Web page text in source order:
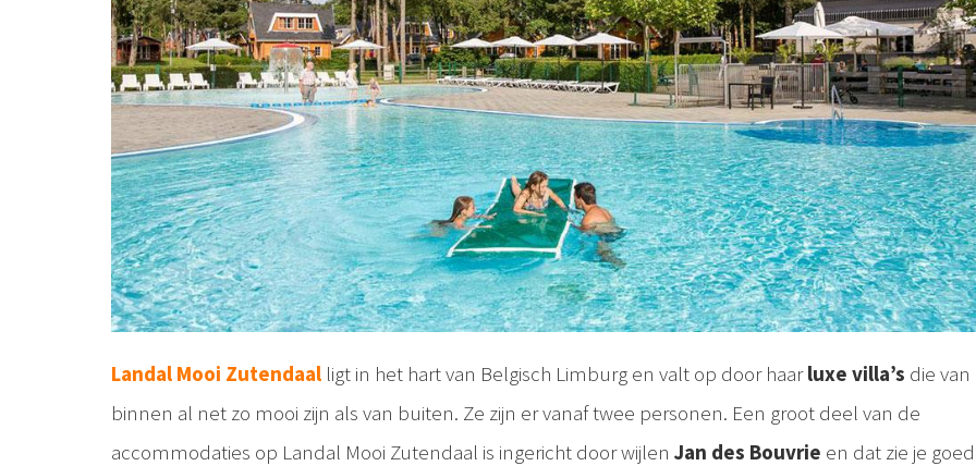
Landal Mooi Zutendaal ligt in het hart van Belgisch Limburg en valt op door haarluxe villa’s die van
binnen al net zo mooi zijn als van buiten. Ze zijn er vanaf twee personen. Een groot deel van de
accommodaties op Landal Mooi Zutendaal is ingericht door wijlen Jan des Bouvrie en dat zie je goed